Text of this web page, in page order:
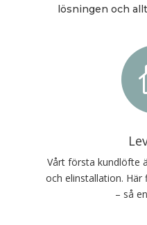
lösningen och
Vårt första kundlöfte
och elinstallation.
– så